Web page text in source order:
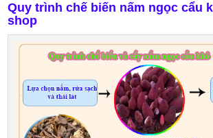
Quy trình chế biến nấm ngọc cẩu
shop